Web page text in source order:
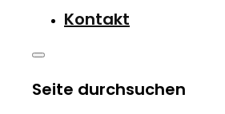
Kontakt
Seite durchsuchen